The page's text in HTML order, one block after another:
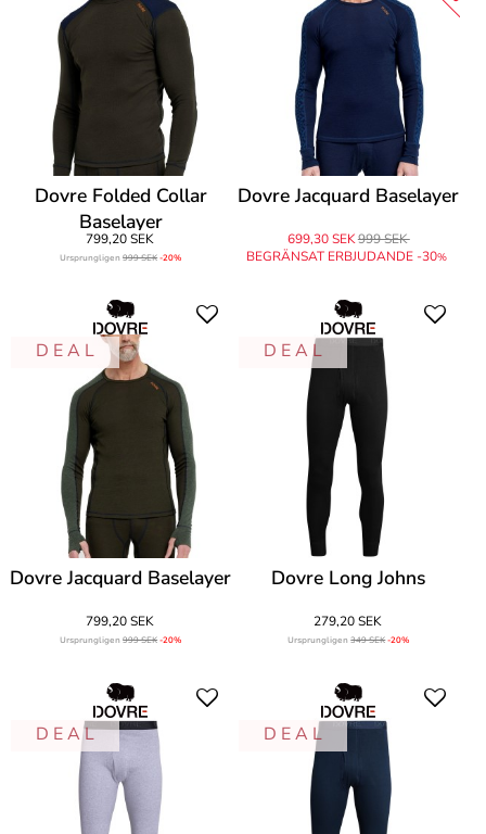
Dovre Folded Collar
Baselayer
799,20 SEK
Ursprungligen999 SEK-20%
Dovre Jacquard Baselayer
699,30 SEK999 SEK
BEGRÄNSAT ERBJUDANDE -30%
D E A L
Dovre Jacquard Baselayer
799,20 SEK
Ursprungligen999 SEK-20%
D E A L
Dovre Long Johns
279,20 SEK
Ursprungligen349 SEK-20%
D E A L D E A L